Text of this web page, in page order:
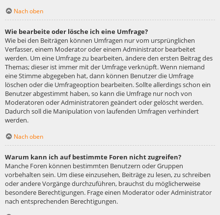
Nach oben
Wie bearbeite oder lösche ich eine Umfrage?
Wie bei den Beiträgen können Umfragen nur vom ursprünglichen
Verfasser, einem Moderator oder einem Administrator bearbeitet
werden. Um eine Umfrage zu bearbeiten, ändere den ersten Beitrag des
Themas; dieser ist immer mit der Umfrage verknüpft. Wenn niemand
eine Stimme abgegeben hat, dann können Benutzer die Umfrage
löschen oder die Umfrageoption bearbeiten. Sollte allerdings schon ein
Benutzer abgestimmt haben, so kann die Umfrage nur noch von
Moderatoren oder Administratoren geändert oder gelöscht werden.
Dadurch soll die Manipulation von laufenden Umfragen verhindert
werden.
Nach oben
Warum kann ich auf bestimmte Foren nicht zugreifen?
Manche Foren können bestimmten Benutzern oder Gruppen
vorbehalten sein. Um diese einzusehen, Beiträge zu lesen, zu schreiben
oder andere Vorgänge durchzuführen, brauchst du möglicherweise
besondere Berechtigungen. Frage einen Moderator oder Administrator
nach entsprechenden Berechtigungen.